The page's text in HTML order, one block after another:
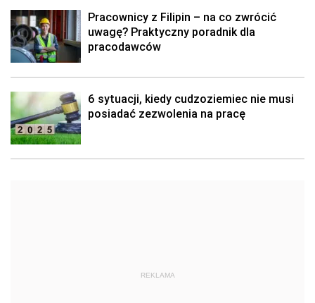
Pracownicy z Filipin – na co zwrócić
uwagę? Praktyczny poradnik dla
pracodawców
6 sytuacji, kiedy cudzoziemiec nie musi
posiadać zezwolenia na pracę
REKLAMA